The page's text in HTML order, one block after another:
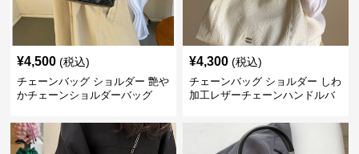
¥4,500 (税込)
チェーンバッグ ショルダー 艶や
かチェーンショルダーバッグ
¥4,300 (税込)
チェーンバッグ ショルダー しわ
加工レザーチェーンハンドルバ